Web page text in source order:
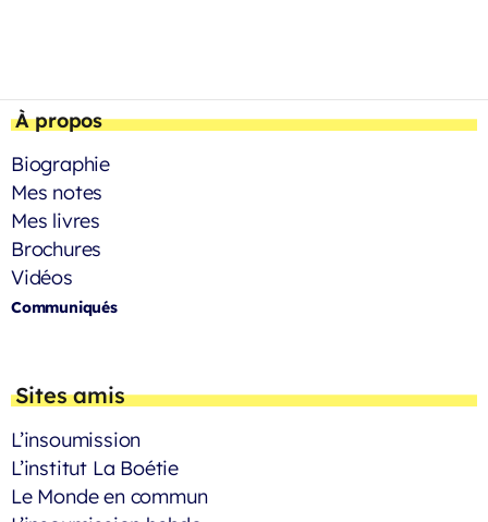
À propos
Biographie
Mes notes
Mes livres
Brochures
Vidéos
Communiqués
Sites amis
L’insoumission
L’institut La Boétie
Le Monde en commun